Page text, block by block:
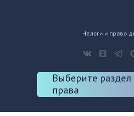
Налоги и право
Выберите раздел
права